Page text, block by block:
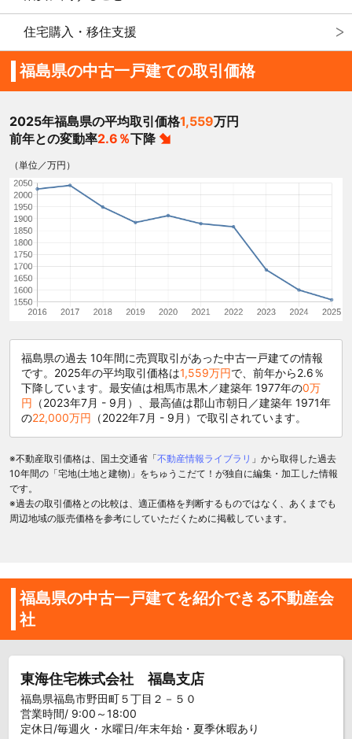
住宅購入・移住支援
福島県の中古一戸建ての取引価格
2025年福島県の平均取引価格1,559万円
前年との変動率2.6％下降
（単位／万円）
福島県の過去 10年間に売買取引があった中古一戸建ての情報
です。2025年の平均取引価格は1,559万円で、前年から2.6％
下降しています。最安値は相馬市黒木／建築年 1977年の0万
円 （2023年7月 - 9月）、最高値は郡山市朝日／建築年 1971年
の22,000万円 （2022年7月 - 9月）で取引されています。
※不動産取引価格は、国土交通省「不動産情報ライブラリ 」から取得した過去
10年間の「宅地(土地と建物)」をちゅうこだて！が独自に編集・加工した情報
です。
※過去の取引価格との比較は、適正価格を判断するものではなく、あくまでも
周辺地域の販売価格を参考にしていただくために掲載しています。
福島県の中古一戸建てを紹介できる不動産会
社
東海住宅株式会社 福島支店
福島県福島市野田町５丁目２－５０
営業時間/ 9:00～18:00
定休日/毎週火・水曜日/年末年始・夏季休暇あり